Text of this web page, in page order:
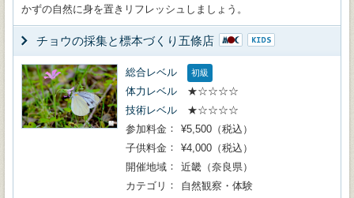
かずの自然に身を置きリフレッシュしましょう。
チョウの採集と標本づくり五條店
総合レベル 初級
体力レベル
★☆☆☆☆
技術レベル
★☆☆☆☆
参加料金
¥5,500（税込）
子供料金
¥4,000（税込）
開催地域
近畿（奈良県）
カテゴリ
自然観察・体験